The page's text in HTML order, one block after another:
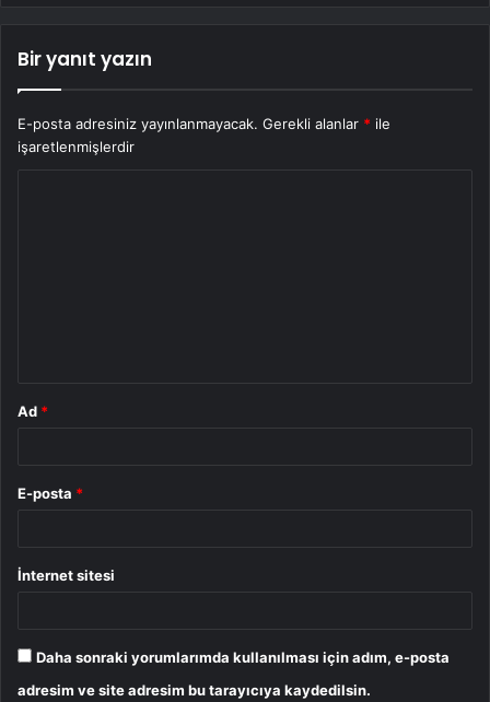
Bir yanıt yazın
E-posta adresiniz yayınlanmayacak. Gerekli alanlar * ile
işaretlenmişlerdir
Ad *
E-posta *
İnternet sitesi
Daha sonraki yorumlarımda kullanılması için adım, e-posta
adresim ve site adresim bu tarayıcıya kaydedilsin.